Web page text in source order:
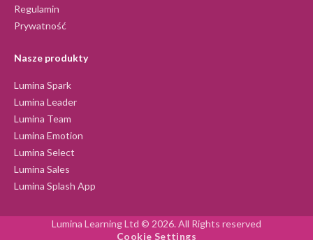
Regulamin
Prywatność
Nasze produkty
Lumina Spark
Lumina Leader
Lumina Team
Lumina Emotion
Lumina Select
Lumina Sales
Lumina Splash App
Lumina Learning Ltd © 2026. All Rights reserved
Cookie Settings